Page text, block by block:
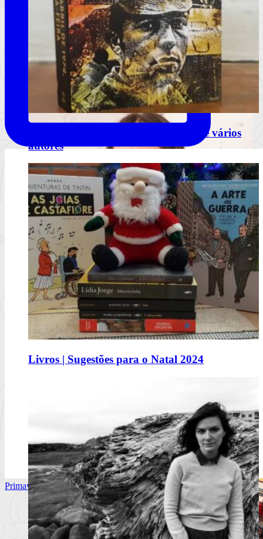
“25 de abril de 1974, quinta-feira” de vários
autores
Livros | Sugestões para o Natal 2024
Comerás flores, de Lucía Solla Sobral
A mecânica da manipulação
Primavera Sound Porto, dia 2. @primaverasound_port